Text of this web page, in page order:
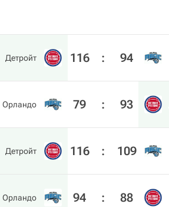
Детройт 116 : 94
Орландо 79 : 93
Детройт 116 : 109
Орландо 94 : 88